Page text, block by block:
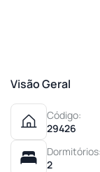
Visão Geral
Código:
29426
Dormitórios:
2